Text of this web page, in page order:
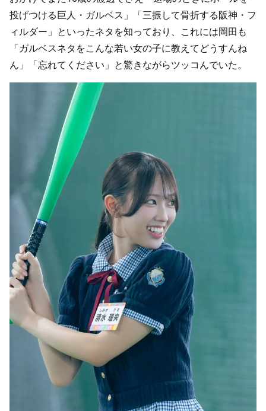
投げつける巨人・ガルベス」「三振して骨折する阪神・フ
ィルダー」といったネタを知っており、これには岡田も
「ガルベスネタをこんな若い女の子に教えてどうすんね
ん」「忘れてください」と驚きながらツッコんでいた。